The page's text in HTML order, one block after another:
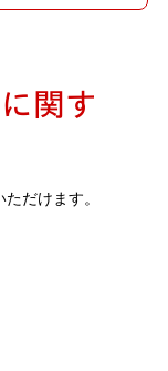
関す
だけます。